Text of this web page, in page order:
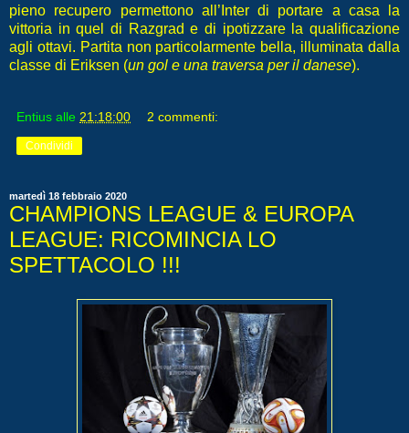
pieno recupero permettono all’Inter di portare a casa la
vittoria in quel di Razgrad e di ipotizzare la qualificazione
agli ottavi. Partita non particolarmente bella, illuminata dalla
classe di Eriksen (un gol e una traversa per il danese).
Entius alle 21:18:00 2 commenti:
Condividi
martedì 18 febbraio 2020
CHAMPIONS LEAGUE & EUROPA
LEAGUE: RICOMINCIA LO
SPETTACOLO !!!